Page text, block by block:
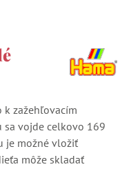
zažehľovacím
sa vojde celkovo 169
je možné vložiť
môže skladať